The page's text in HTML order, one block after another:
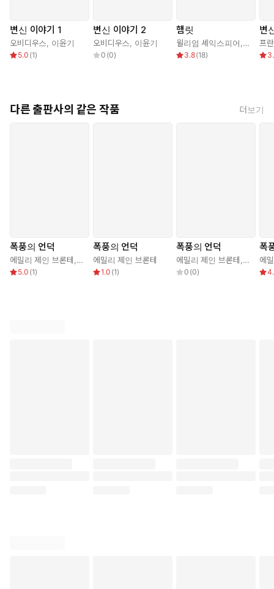
변신 이야기 1
오비디우스 이윤기
5.0 (1)
변신 이야기 2
오비디우스 이윤기
0 (0)
햄릿
윌리엄 셰익스피어 최종철
3.8(18)
변
프
다른 출판사의 같은 작품 더보기
폭풍의 언덕
에밀리 제인 브론테 전승희
5.0 (1)
폭풍의 언덕
에밀리 제인 브론테
1.0 (1)
폭풍의 언덕
에밀리 제인 브론테 황윤영
0 (0)
폭
에